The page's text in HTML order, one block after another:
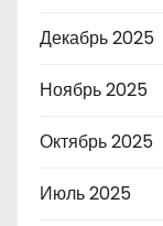
Декабрь 2025
Ноябрь 2025
Октябрь 2025
Июль 2025